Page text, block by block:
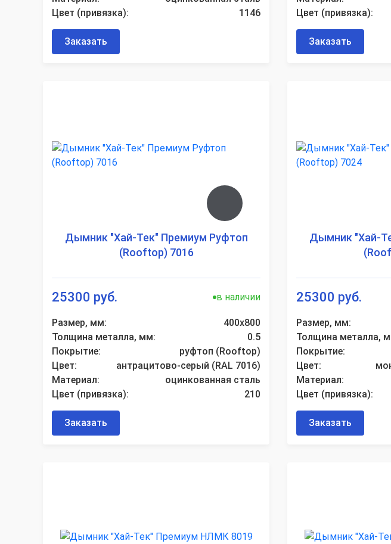
Цвет (привязка):
1146
Заказать
Цвет (привязка):
Заказать
Дымник "Хай-Тек" Премиум Руфтоп
(Rooftop) 7016
25300 руб. в наличии
Размер, мм:
400х800
Толщина металла, мм:
0.5
Покрытие:
руфтоп (Rooftop)
Цвет:
антрацитово-серый (RAL 7016)
Материал:
оцинкованная сталь
Цвет (привязка):
210
Заказать
Дымник "Хай-
25300 руб.
Размер, мм:
Толщина металла,
Покрытие:
Цвет:
Материал:
Цвет (привязка):
Заказать